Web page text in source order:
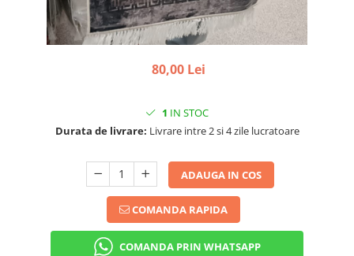
80,00 Lei
1 IN STOC
Durata de livrare: Livrare intre 2 si 4 zile lucratoare
ADAUGA IN COS
COMANDA RAPIDA
COMANDA PRIN WHATSAPP